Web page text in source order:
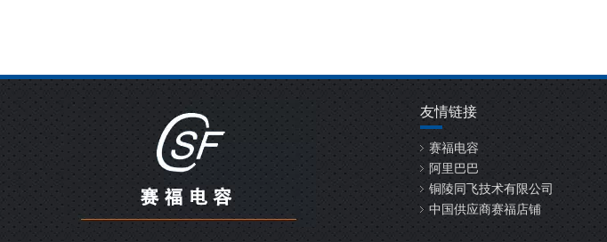
友情链接
赛福电容
阿里巴巴
铜陵同飞技术有限公司
中国供应商赛福店铺